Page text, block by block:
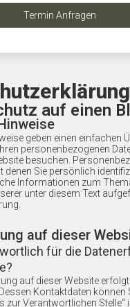
Termin Anfragen
auf einen
geben einen einfachen
personenbezogenen
besuchen.
denen Sie persönlich
Informationen zum
unter diesem Text
auf dieser
für die
auf dieser Website
Kontaktdaten können
zur Verantwortlichen Stelle“